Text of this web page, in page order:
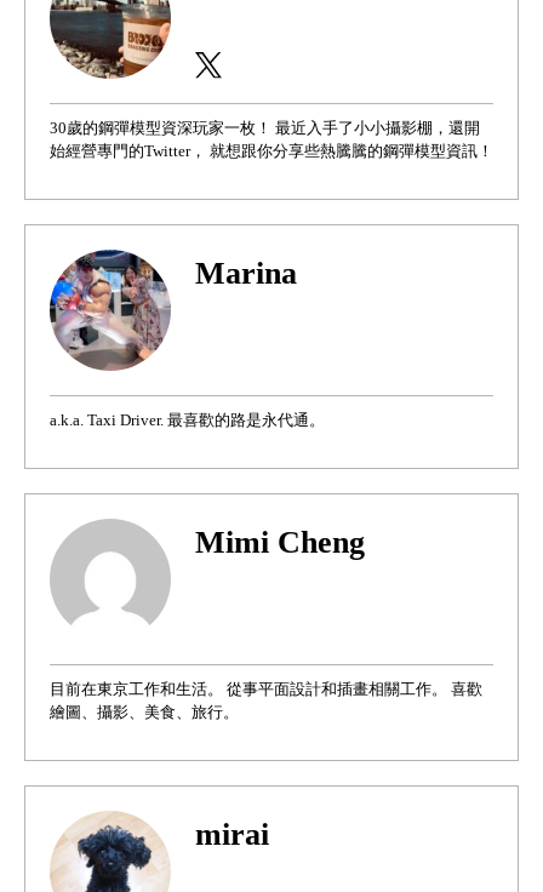
30歲的鋼彈模型資深玩家一枚！ 最近入手了小小攝影棚，還開
始經營專門的Twitter， 就想跟你分享些熱騰騰的鋼彈模型資訊！
Marina
a.k.a. Taxi Driver. 最喜歡的路是永代通。
Mimi Cheng
目前在東京工作和生活。 從事平面設計和插畫相關工作。 喜歡
繪圖、攝影、美食、旅行。
mirai